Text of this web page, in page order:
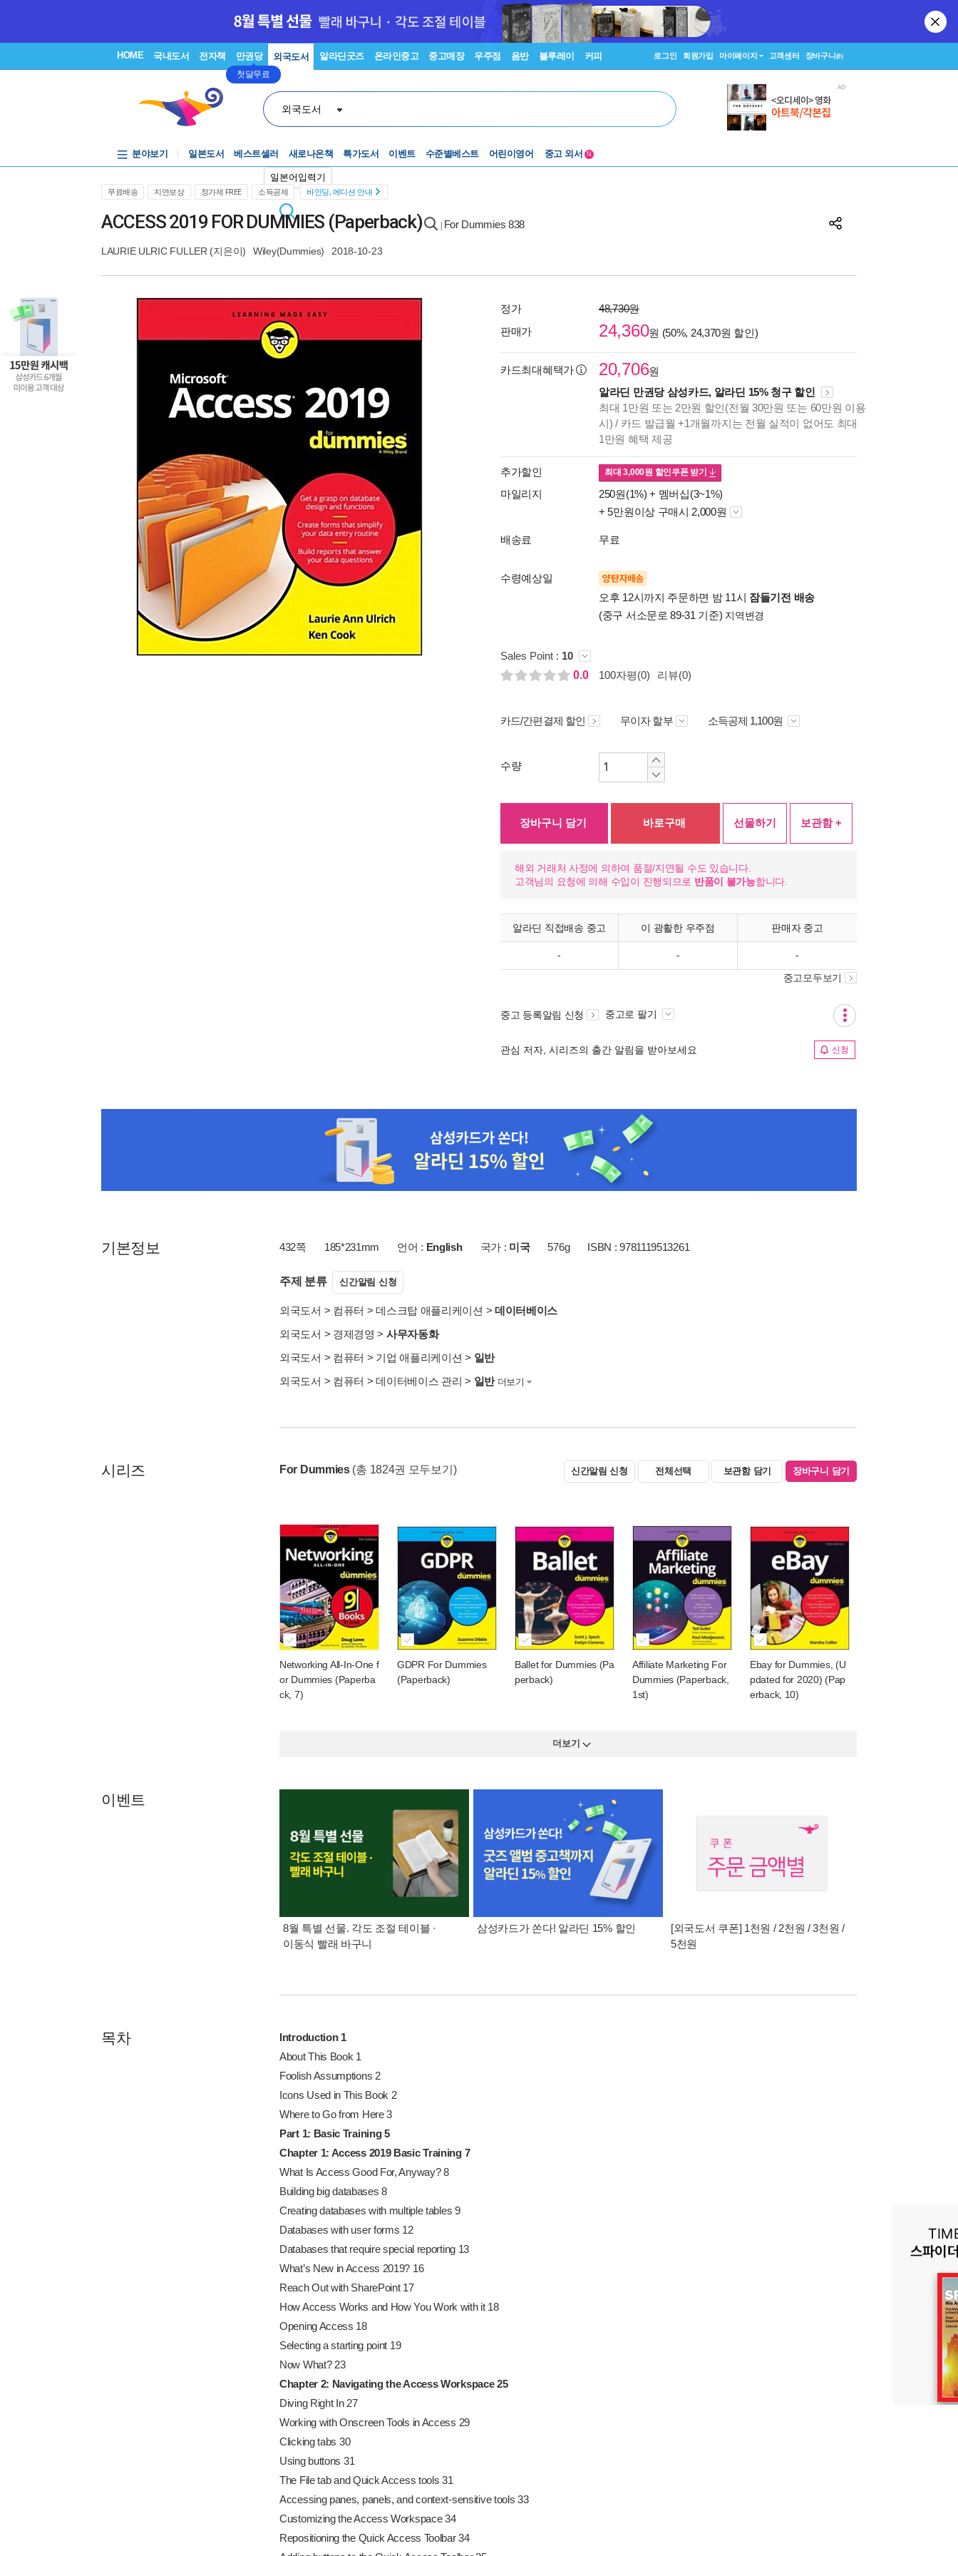
HOME 국내도서 전자책 만권당
첫달무료
외국도서 알라딘굿즈 온라인중고 중고매장 우주점 음반 블루레이 커피 로그인 회원가입 마이페이지 고객센터 장바구니(0)
외국도서
일본어입력기
분야보기 일본도서 베스트셀러 새로나온책 특가도서 이벤트
수준별베스트
Lexile®
어린이영어
중고 외서
5백원부터
N
무료배송 지연보상 정가제 FREE 소득공제 바인딩, 에디션 안내
ACCESS 2019 FOR DUMMIES (Paperback) For Dummies 838
LAURIE ULRIC FULLER (지은이) Wiley(Dummies) 2018-10-23
정가
48,730원
판매가
24,360원 (50%, 24,370원 할인)
카드최대혜택가 20,706원
알라딘 만권당 삼성카드, 알라딘 15% 청구 할인
최대 1만원 또는 2만원 할인(전월 30만원 또는 60만원 이용
시) / 카드 발급월 +1개월까지는 전월 실적이 없어도 최대
1만원 혜택 제공
추가할인 최대3,000원 할인쿠폰 받기
마일리지 250원(1%) + 멤버십(3~1%)
+ 5만원이상 구매시 2,000원
배송료 무료
수령예상일 양탄자배송
오후 12시까지 주문하면 밤 11시 잠들기전 배송
(중구 서소문로 89-31 기준) 지역변경
Sales Point : 10
0.0
100자평(0) 리뷰(0)
카드/간편결제 할인 무이자 할부 소득공제 1,100원
수량
장바구니 담기 바로구매 선물하기 보관함 +
해외 거래처 사정에 의하여 품절/지연될 수도 있습니다.
고객님의 요청에 의해 수입이 진행되므로 반품이 불가능합니다.
알라딘 직접배송 중고 이 광활한 우주점 판매자 중고
- - -
중고모두보기
중고 등록알림 신청 중고로 팔기
관심 저자, 시리즈의 출간 알림을 받아보세요 신청
기본정보 432쪽 185*231mm 언어 : English 국가 : 미국 576g ISBN : 9781119513261
주제 분류 신간알림 신청
외국도서 > 컴퓨터 >데스크탑 애플리케이션 > 데이터베이스
외국도서 > 경제경영 > 사무자동화
외국도서 > 컴퓨터 > 기업 애플리케이션 > 일반
외국도서 > 컴퓨터 >데이터베이스 관리 > 일반 더보기
시리즈 For Dummies (총 1824권 모두보기) 신간알림 신청 전체선택 보관함 담기 장바구니 담기
Networking All-In-One f
or Dummies (Paperba
ck, 7)
GDPR For Dummies
(Paperback)
Ballet for Dummies (Pa
perback)
Affiliate Marketing For
Dummies (Paperback,
1st)
Ebay for Dummies, (U
pdated for 2020) (Pap
erback, 10)
더보기
이벤트
8월 특별 선물. 각도 조절 테이블 ·
이동식 빨래 바구니
삼성카드가 쏜다! 알라딘 15% 할인
[외국도서 쿠폰] 1천원 / 2천원 / 3천원 /
5천원
목차 Introduction1
About This Book 1
Foolish Assumptions 2
Icons Used in This Book 2
Where to Go from Here 3
Part 1: Basic Training5
Chapter 1: Access 2019 Basic Training7
What Is Access Good For, Anyway? 8
Building big databases 8
Creating databases with multiple tables 9
Databases with user forms 12
Databases that require special reporting 13
What’s New in Access 2019? 16
Reach Out with SharePoint 17
How Access Works and How You Work with it 18
Opening Access 18
Selecting a starting point 19
Now What? 23
Chapter 2: Navigating the Access Workspace25
Diving Right In 27
Working with Onscreen Tools in Access 29
Clicking tabs 30
Using buttons 31
The File tab and Quick Access tools 31
Accessing panes, panels, and context-sensitive tools 33
Customizing the Access Workspace 34
Repositioning the Quick Access Toolbar 34